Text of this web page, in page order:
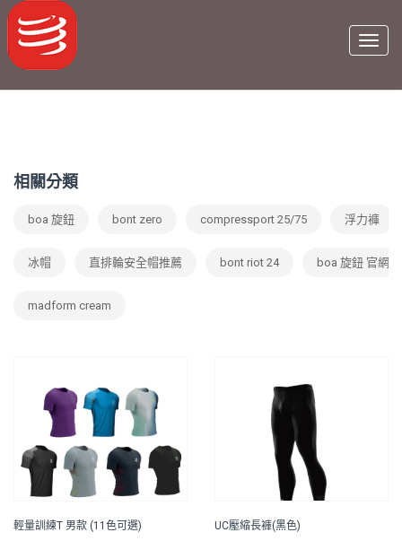
相關分類
boa 旋鈕 bont zero compressport 25/75 浮力褲
冰帽 直排輪安全帽推薦 bont riot 24 boa 旋鈕 官網
madform cream
輕量訓練T 男款 (11色可選) UC壓縮長褲(黑色)